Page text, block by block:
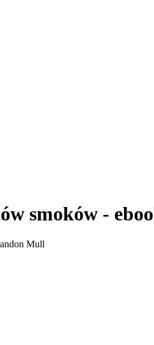
smoków -